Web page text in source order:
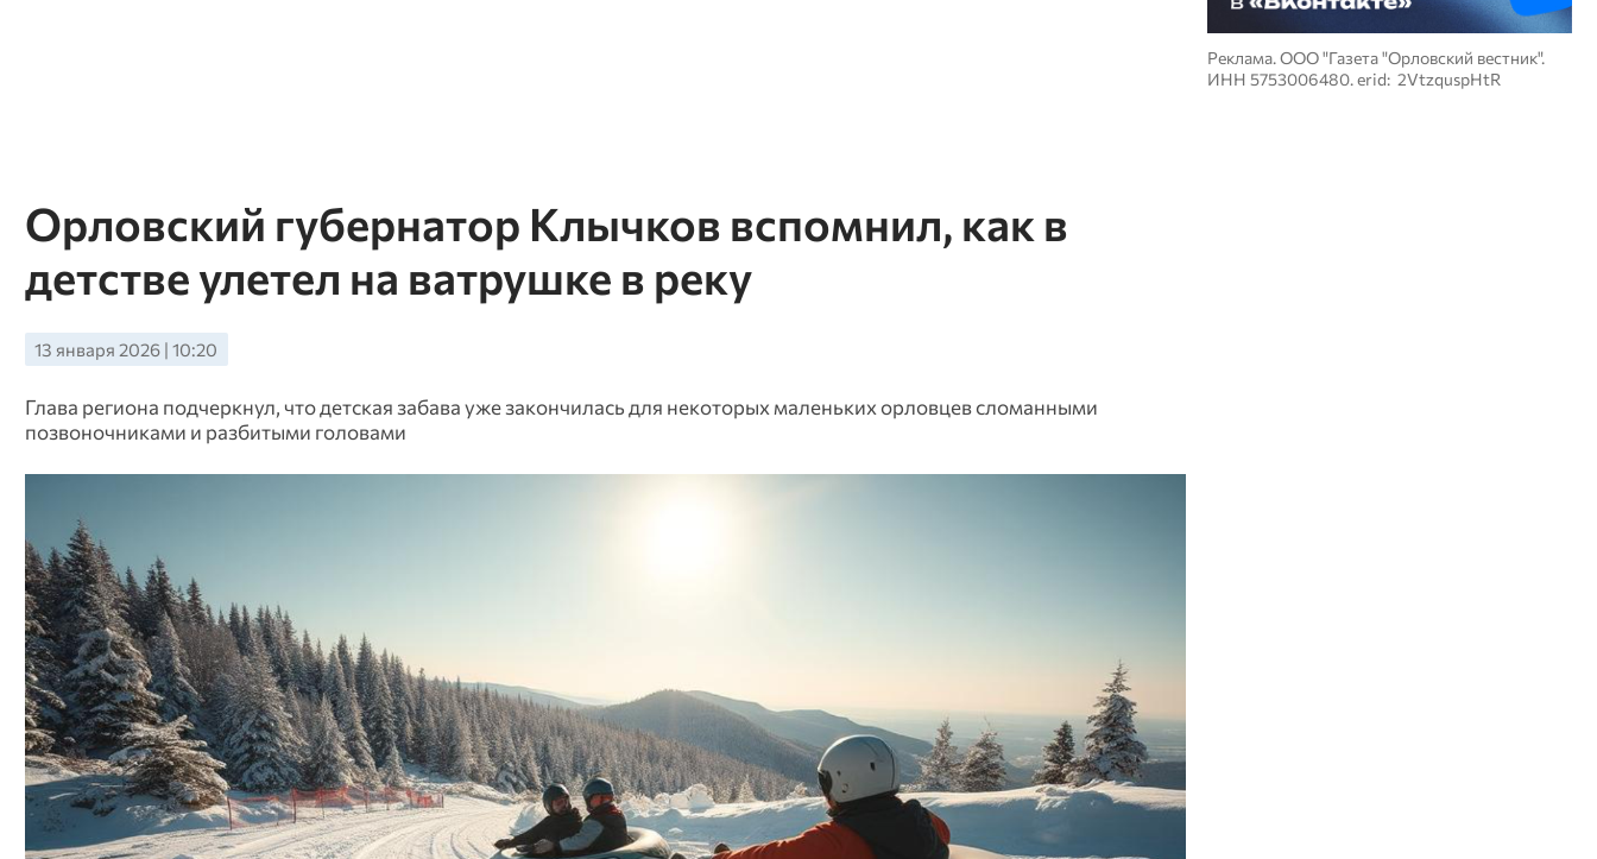
Реклама. ООО "Газета "Орловский вестник".
ИНН 5753006480. erid: 2VtzquspHtR
Орловский губернатор Клычков вспомнил, как в
детстве улетел на ватрушке в реку
13 января 2026 | 10:20
Глава региона подчеркнул, что детская забава уже закончилась для некоторых маленьких орловцев сломанными
позвоночниками и разбитыми головами